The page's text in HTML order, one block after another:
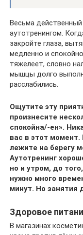
Весьма
аутотренингом.
закройте глаза,
медленно и
тяжелеет, словно
мышцы долго
расслабились.
Ощутите эту
произнесите
спокойна/-ен».
вас в этот
лежите на берегу
Аутотренинг
но и утром, до
нужно много
минут. Но занятия
Здоровое
В магазинах